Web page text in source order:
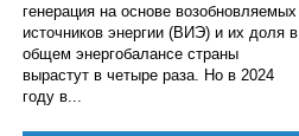
генерация на основе возобновляемых
источников энергии (ВИЭ) и их доля в
общем энергобалансе страны
вырастут в четыре раза. Но в 2024
году в...